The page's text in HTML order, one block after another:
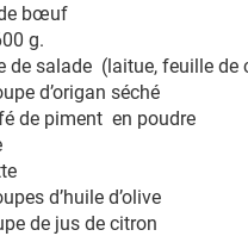
bœuf
g.
de salade (laitue, feuille
d’origan séché
de piment en poudre
d’huile d’olive
de jus de citron